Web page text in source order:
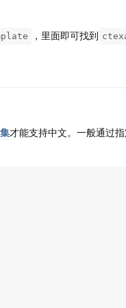
，里面即可找到
才能支持中文。一般通过